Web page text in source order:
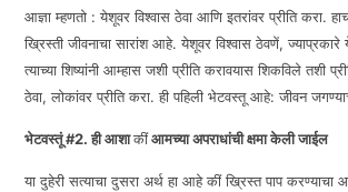
आज्ञा म्हणतो : येशूवर विश्वास ठेवा आणि इतरांवर प्रीति करा.
ख्रिस्ती जीवनाचा सारांश आहे. येशूवर विश्वास ठेवणें,
त्याच्या शिष्यांनी आम्हास जशी प्रीति करावयास शिकविले तशी
ठेवा, लोकांवर प्रीति करा. ही पहिली भेटवस्तू आहे: जीवन
भेटवस्तूं#2.ही आशाकींआमच्या अपराधांची क्षमा केली जाईल
या दुहेरी सत्याचा दुसरा अर्थ हा आहे कीं ख्रिस्त पाप करण्याचा